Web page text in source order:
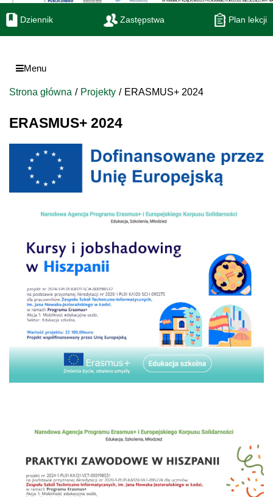
Dziennik Zastępstwa Plan lekcji
Menu
Strona główna Projekty ERASMUS+ 2024
ERASMUS+ 2024